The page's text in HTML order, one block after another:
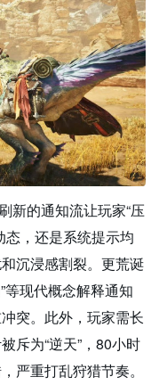
新的通知流让玩家“压
，还是系统提示均
沉浸感割裂。更荒诞
等现代概念解释通知
突。此外，玩家需长
斥为“逆天”，80小时
严重打乱狩猎节奏。